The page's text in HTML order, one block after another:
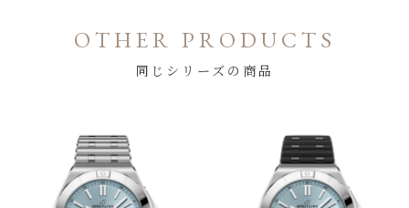
OTHER PRODUCTS
同じシリーズの商品